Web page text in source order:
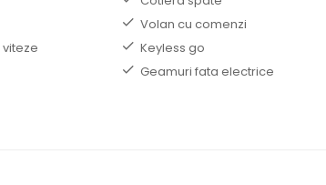
Volan cu comenzi
Keyless go
Geamuri fata electrice